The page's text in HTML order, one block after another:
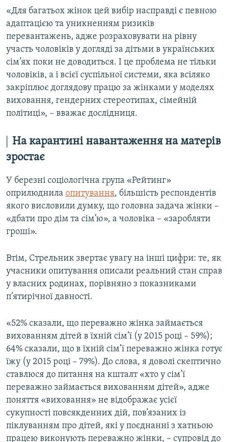
«Для багатьох жінок цей вибір насправді є певною
адаптацією та уникненням ризиків
перевантажень, адже розраховувати на рівну
участь чоловіків у догляді за дітьми в українських
сім’ях поки не доводиться. І це проблема не тільки
чоловіків, а і всієї суспільної системи, яка всіляко
закріплює доглядову працю за жінками у моделях
виховання, гендерних стереотипах, сімейній
політиці», – вважає дослідниця.
На карантині навантаження на матерів
зростає
У березні соціологічна група «Рейтинг»
оприлюднила опитування, більшість респондентів
якого висловили думку, що головна задача жінки –
«дбати про дім та сім’ю», а чоловіка – «заробляти
гроші».
Втім, Стрельник звертає увагу на інші цифри: те, як
учасники опитування описали реальний стан справ
у власних родинах, порівняно з показниками
п’ятирічної давності.
«52% сказали, що переважно жінка займається
вихованням дітей в їхній сім’ї (у 2015 році – 59%);
64% сказали, що в їхній сім’ї переважно жінка готує
їжу (у 2015 році – 79%). До слова, я доволі скептично
ставлюся до питання на кшталт «хто у сім’ї
переважно займається вихованням дітей», адже
поняття «виховання» не відображає усієї
сукупності повсякденних дій, пов’язаних із
піклуванням про дітей, які у поєднанні з хатньою
працею виконують переважно жінки, – супровід до